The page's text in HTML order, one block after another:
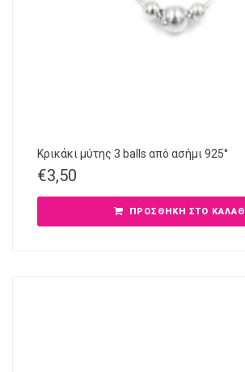
Κρικάκι μύτης 3 balls από ασήμι 925°
€3,50
ΠΡΟΣΘΉΚΗ ΣΤΟ ΚΑΛΆΘΙ